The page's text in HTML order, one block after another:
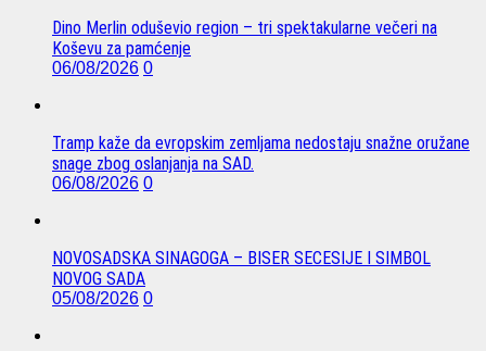
Dino Merlin oduševio region – tri spektakularne večeri na
Koševu za pamćenje
06/08/2026 0
Tramp kaže da evropskim zemljama nedostaju snažne oružane
snage zbog oslanjanja na SAD.
06/08/2026 0
NOVOSADSKA SINAGOGA – BISER SECESIJE I SIMBOL
NOVOG SADA
05/08/2026 0